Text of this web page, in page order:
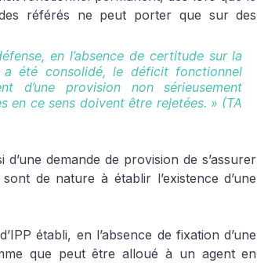
référés ne peut porter que sur des
en l’absence de certitude sur la
été consolidé, le déficit fonctionnel
d’une provision non sérieusement
ce sens doivent être rejetées. » (TA
demande de provision de s’assurer
de nature à établir l’existence d’une
établi, en l’absence de fixation d’une
que peut être alloué à un agent en